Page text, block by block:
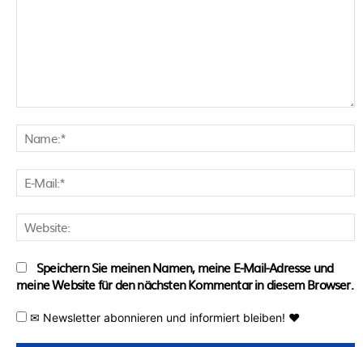
Speichern Sie meinen Namen, meine E-Mail-Adresse und
meine Website für den nächsten Kommentar in diesem Browser.
✉ Newsletter abonnieren und informiert bleiben! ♥